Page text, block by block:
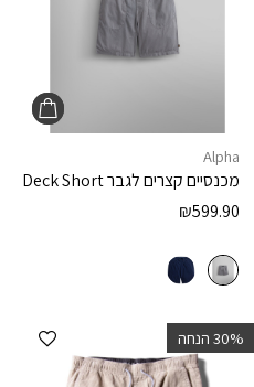
Alpha
מכנסיים קצרים לגברDeck Short
₪599.90
הוספה ‫30% הנחה